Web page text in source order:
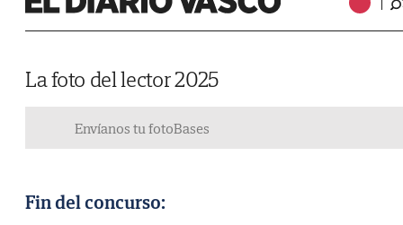
La foto del lector 2025
Envíanos tu fotoBases
Fin del concurso: